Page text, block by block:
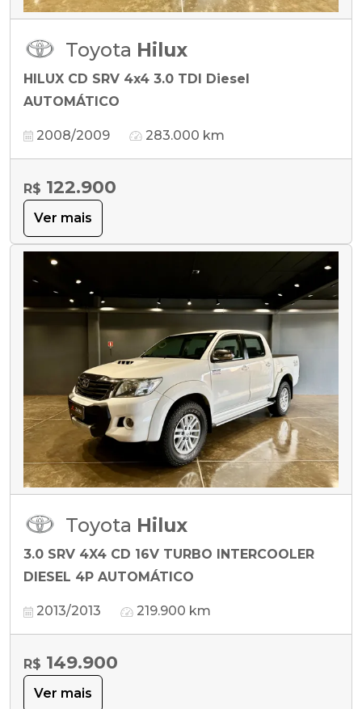
Toyota Hilux
HILUX CD SRV 4x4 3.0 TDI Diesel
AUTOMÁTICO
2008/2009 283.000 km
R$ 122.900
Ver mais
Toyota Hilux
3.0 SRV 4X4 CD 16V TURBO INTERCOOLER
DIESEL 4P AUTOMÁTICO
2013/2013 219.900 km
R$ 149.900
Ver mais